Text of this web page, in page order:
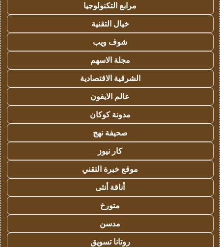
مرابع التكنولوجيا
خيال التقنية
شوف ويب
مجلة الاسهم
الشرقية الاقتصادية
عالم الايفون
مدونة كوكان
صحيفة نهج
كار نيوز
موقع خبرة التقني
أناقة أنثى
متورخ
مدسن
روتانا تسويق